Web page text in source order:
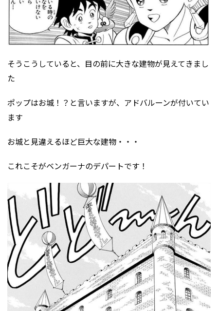
そうこうしていると、目の前に大きな建物が見えてきまし
た
ポップはお城！？と言いますが、アドバルーンが付いてい
ます
お城と見違えるほど巨大な建物・・・
これこそがベンガーナのデパートです！